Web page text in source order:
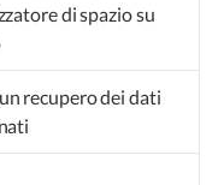
di spazio su
recupero dei dati